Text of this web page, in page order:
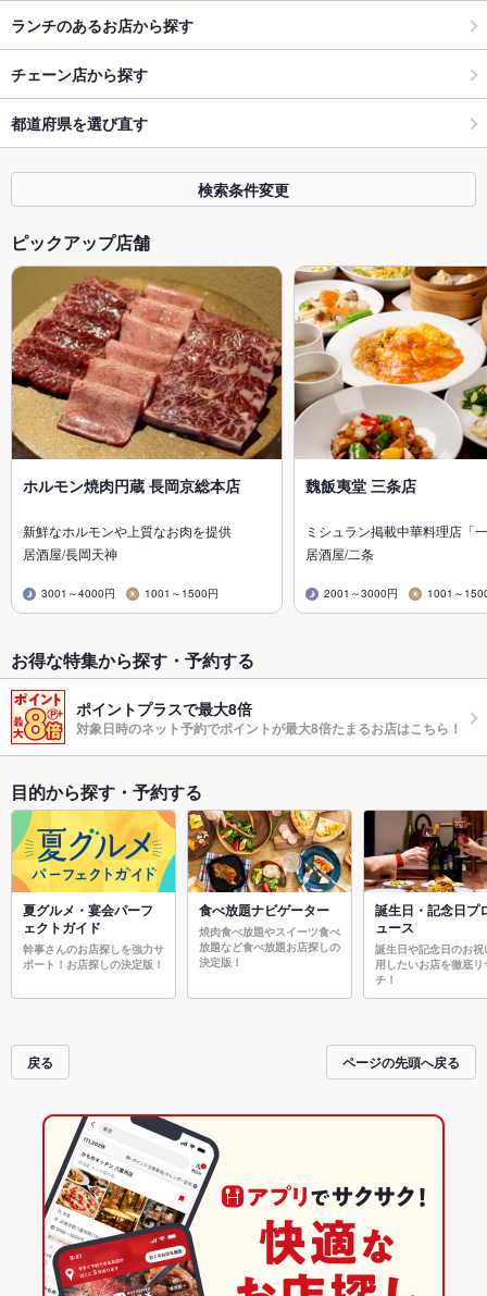
ランチのあるお店から探す
チェーン店から探す
都道府県を選び直す
検索条件変更
ピックアップ店舗
ホルモン焼肉円蔵 長岡京総本店
新鮮なホルモンや上質なお肉を提供
居酒屋/長岡天神
3001～4000円 1001～1500円
魏飯夷堂 三条店
ミシュラン掲載中華料理店「
居酒屋/二条
2001～3000円 1001～
お得な特集から探す・予約する
ポイントプラスで最大8倍
対象日時のネット予約でポイントが最大8倍たまるお店はこちら！
目的から探す・予約する
夏グルメ・宴会パーフ
ェクトガイド
幹事さんのお店探しを強力サ
ポート！お店探しの決定版！
食べ放題ナビゲーター
焼肉食べ放題やスイーツ食べ
放題など食べ放題お店探しの
決定版！
誕生日・記念日プ
ュース
誕生日や記念日のお祝
用したいお店を徹底リ
チ！
戻る ページの先頭へ戻る